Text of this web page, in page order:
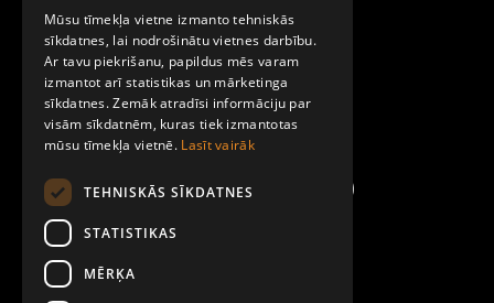
Mobilly sadarbības partnera anketa
Privātuma politika
Informācija par sīkdatņu (cookies) izmantošanu
Pēcapmaksas pakalpojuma saņemšanas noteikumi
Par Mobilly
Noteikumi un līgumi
Kontakti
ENGLISH
Mūsu tīmekļa vietne izmanto tehniskās
sīkdatnes, lai nodrošinātu vietnes darbību.
Ar tavu piekrišanu, papildus mēs varam
izmantot arī statistikas un mārketinga
sīkdatnes. Zemāk atradīsi informāciju par
visām sīkdatnēm, kuras tiek izmantotas
mūsu tīmekļa vietnē. Lasīt vairāk
TEHNISKĀS SĪKDATNES
STATISTIKAS
MĒRĶA